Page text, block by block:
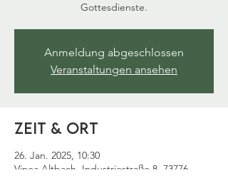
Gottesdienste.
Anmeldung abgeschlossen
Veranstaltungen ansehen
Zeit & Ort
26. Jan. 2025, 10:30
Vinea Altbach, Industriestraße 8, 73776